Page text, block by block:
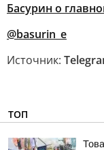
Басурин о
@basurin_e
Источник:
ТОП